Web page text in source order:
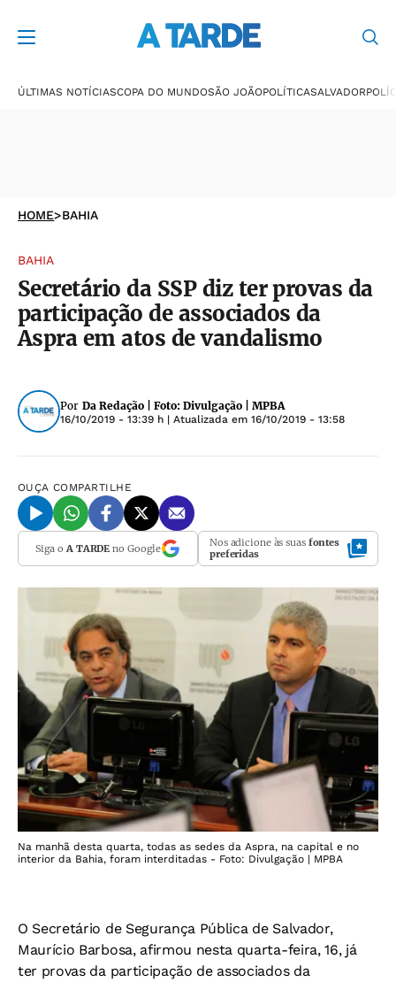
ÚLTIMAS NOTÍCIASCOPA DO MUNDOSÃO JOÃOPOLÍTICASALVADOR
HOME>BAHIA
BAHIA
Secretário da SSP diz ter provas da
participação de associados da
Aspra em atos de vandalismo
Por Da Redação | Foto: Divulgação | MPBA
16/10/2019 - 13:39 h | Atualizada em 16/10/2019 - 13:58
OUÇA COMPARTILHE
Siga oA TARDE no Google Nos adicione às suas fontes
preferidas
Na manhã desta quarta, todas as sedes da Aspra, na capital e no
interior da Bahia, foram interditadas - Foto: Divulgação | MPBA
O Secretário de Segurança Pública de Salvador,
Maurício Barbosa, afirmou nesta quarta-feira, 16, já
ter provas da participação de associados da